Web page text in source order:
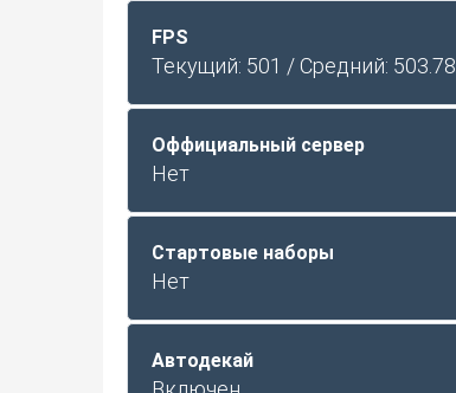
FPS
Текущий: 501 / Средний: 503.78
Оффициальный сервер
Нет
Стартовые наборы
Нет
Автодекай